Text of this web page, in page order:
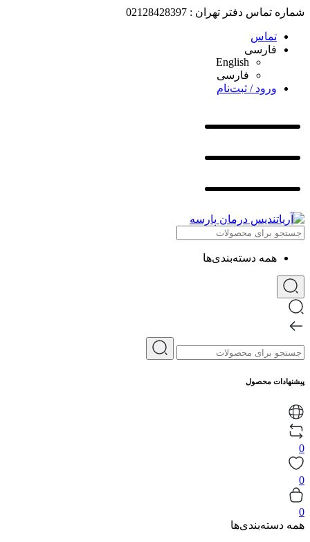
شماره تماس دفتر تهران : 02128428397
تماس
فارسی
English
فارسی
ورود / ثبت‌نام
همه دسته‌بندی‌ها
پیشنهادات محصول
0
0
0
همه دسته‌بندی‌ها